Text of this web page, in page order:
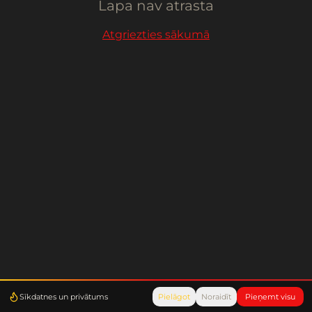
Sīkdatnes un privātums Pielāgot Noraidīt Pieņemt visu
Lapa nav atrasta
Atgriezties sākumā